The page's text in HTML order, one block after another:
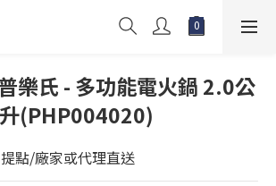
樂氏 - 多功能電火鍋 2.0公
升(PHP004020)
點/廠家或代理直送